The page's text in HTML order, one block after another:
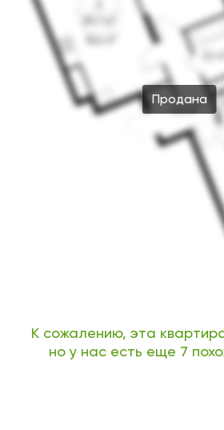
Продана
К сожалению, эта
но у нас есть еще 7